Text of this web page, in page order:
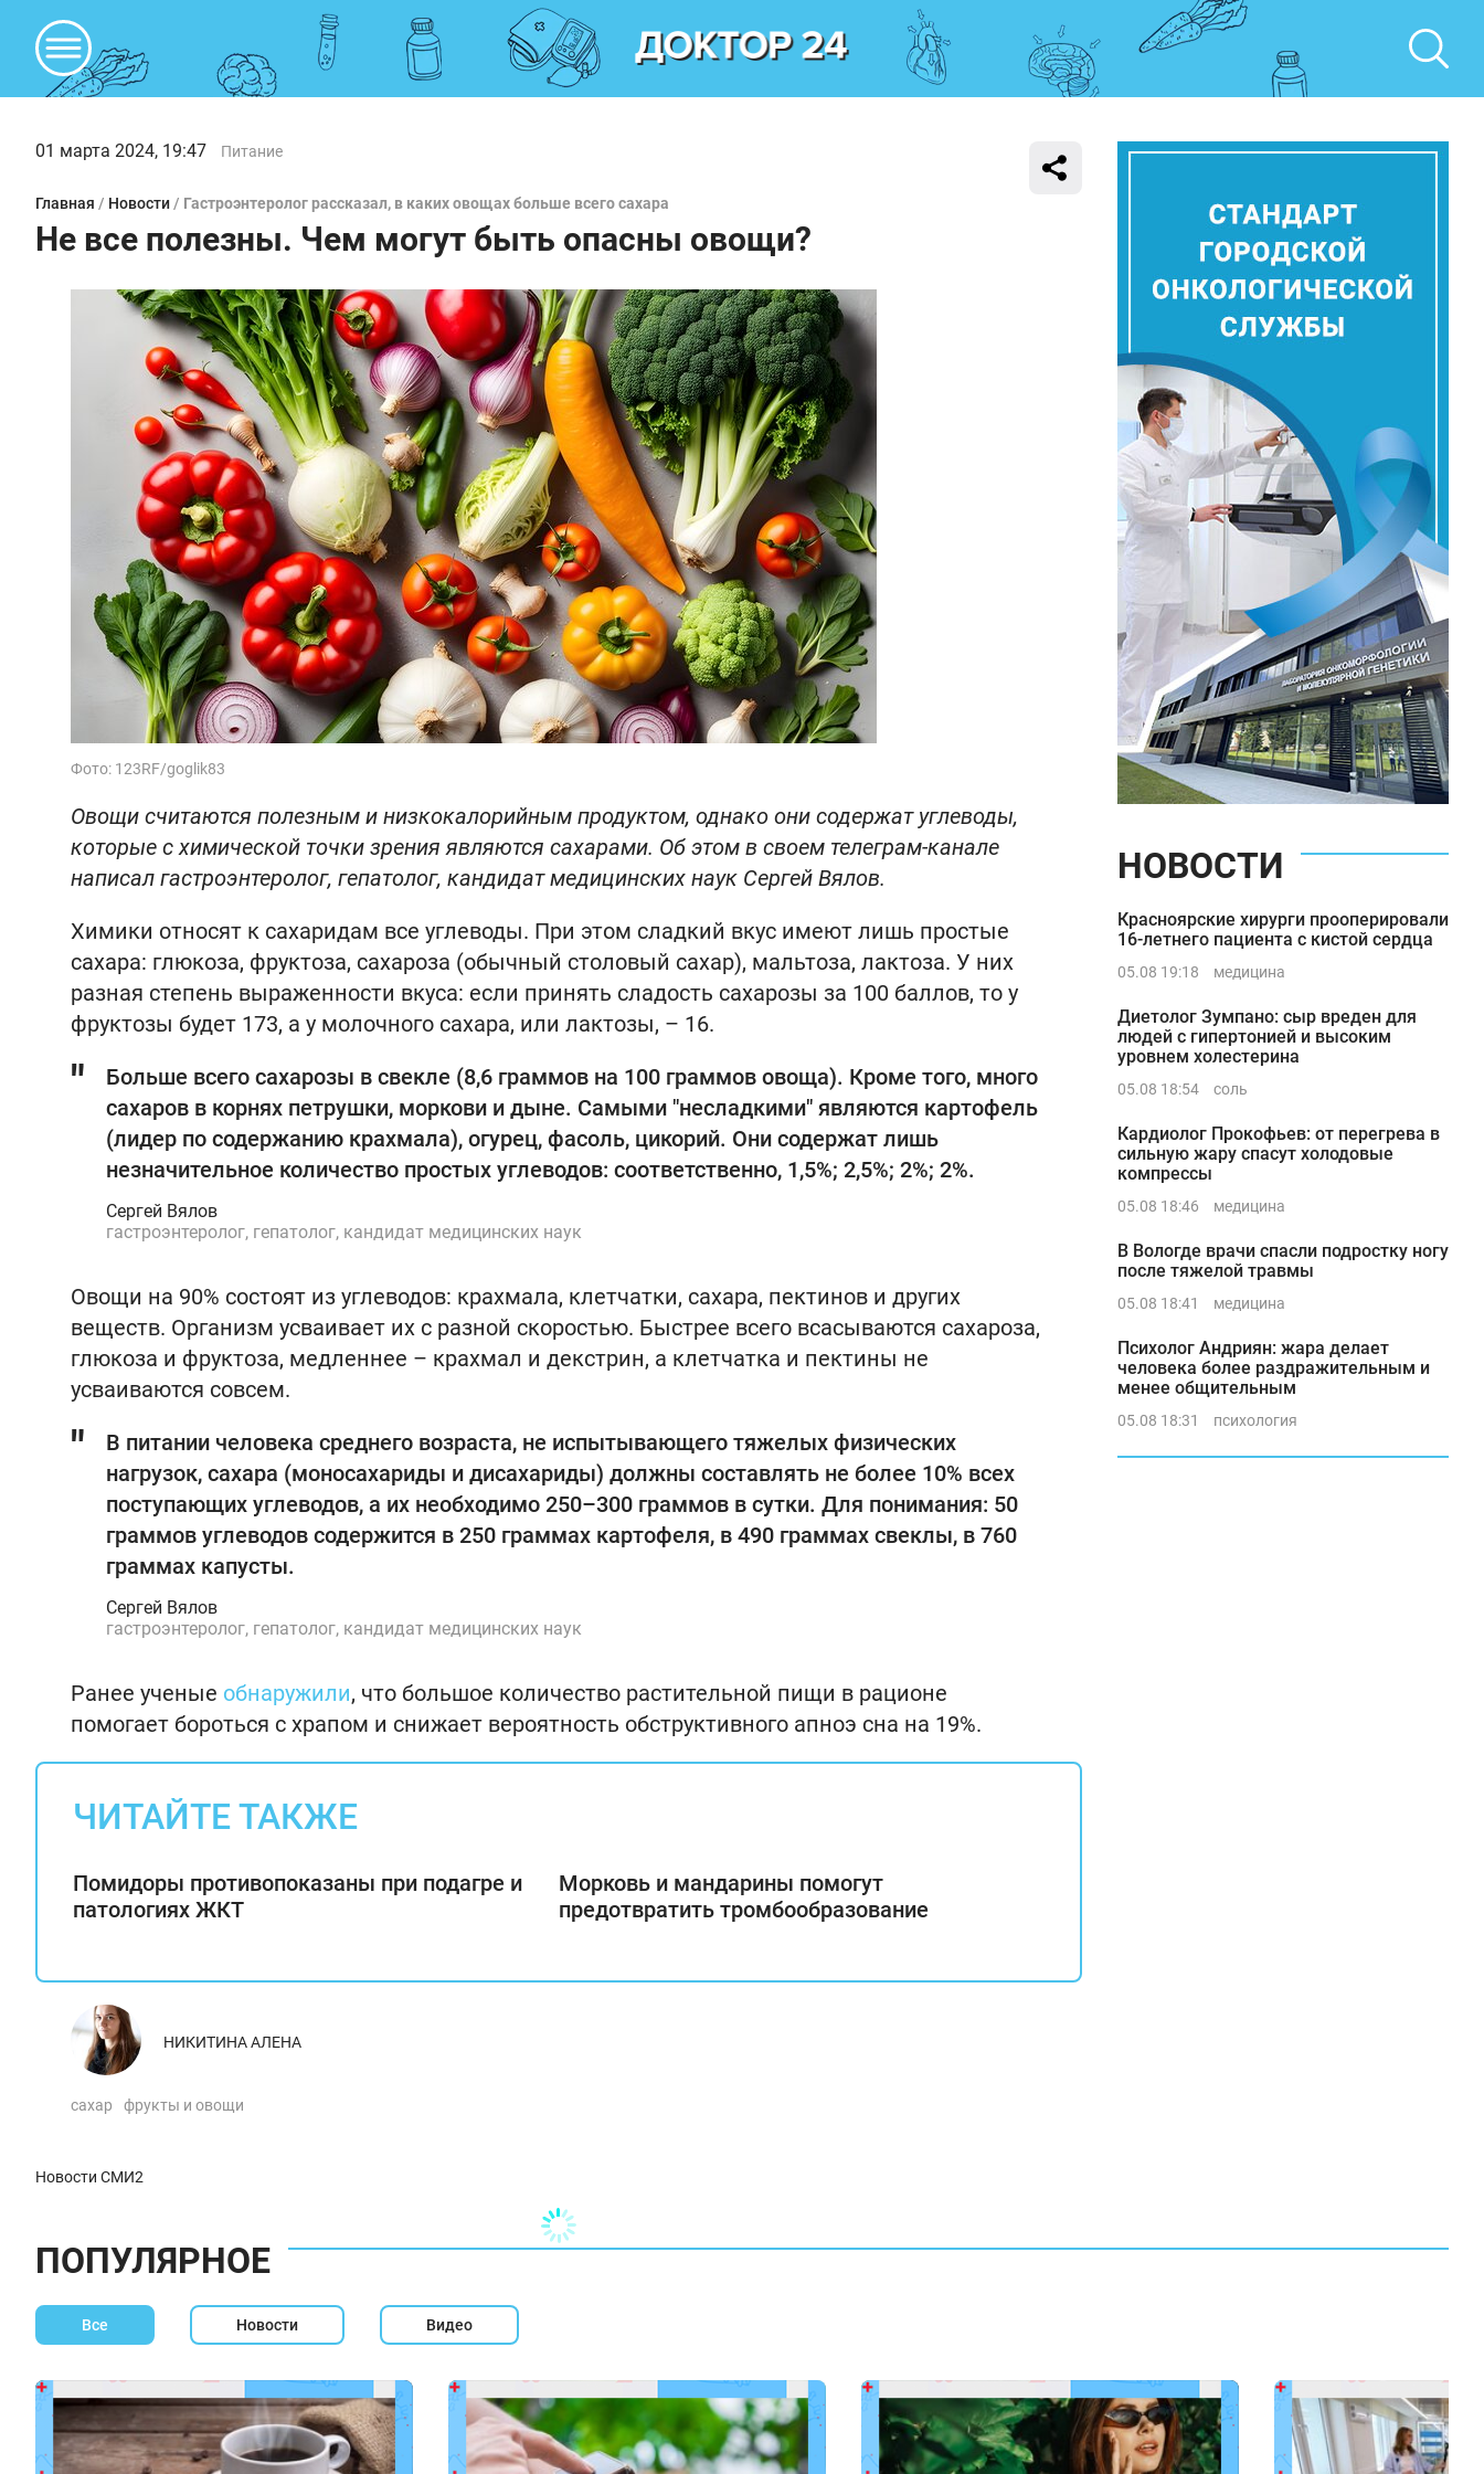
01 марта 2024, 19:47 Питание
Главная / Новости / Гастроэнтеролог рассказал, в каких овощах больше всего сахара
Не все полезны. Чем могут быть опасны овощи?
Фото: 123RF/goglik83
Овощи считаются полезным и низкокалорийным продуктом, однако они содержат углеводы,
которые с химической точки зрения являются сахарами. Об этом в своем телеграм-канале
написал гастроэнтеролог, гепатолог, кандидат медицинских наук Сергей Вялов.
Химики относят к сахаридам все углеводы. При этом сладкий вкус имеют лишь простые
сахара: глюкоза, фруктоза, сахароза (обычный столовый сахар), мальтоза, лактоза. У них
разная степень выраженности вкуса: если принять сладость сахарозы за 100 баллов, то у
фруктозы будет 173, а у молочного сахара, или лактозы, – 16.
Больше всего сахарозы в свекле (8,6 граммов на 100 граммов овоща). Кроме того, много
сахаров в корнях петрушки, моркови и дыне. Самыми "несладкими" являются картофель
(лидер по содержанию крахмала), огурец, фасоль, цикорий. Они содержат лишь
незначительное количество простых углеводов: соответственно, 1,5%; 2,5%; 2%; 2%.
Сергей Вялов
гастроэнтеролог, гепатолог, кандидат медицинских наук
Овощи на 90% состоят из углеводов: крахмала, клетчатки, сахара, пектинов и других
веществ. Организм усваивает их с разной скоростью. Быстрее всего всасываются сахароза,
глюкоза и фруктоза, медленнее – крахмал и декстрин, а клетчатка и пектины не
усваиваются совсем.
В питании человека среднего возраста, не испытывающего тяжелых физических
нагрузок, сахара (моносахариды и дисахариды) должны составлять не более 10% всех
поступающих углеводов, а их необходимо 250–300 граммов в сутки. Для понимания: 50
граммов углеводов содержится в 250 граммах картофеля, в 490 граммах свеклы, в 760
граммах капусты.
Сергей Вялов
гастроэнтеролог, гепатолог, кандидат медицинских наук
Ранее ученые обнаружили, что большое количество растительной пищи в рационе
помогает бороться с храпом и снижает вероятность обструктивного апноэ сна на 19%.
ЧИТАЙТЕ ТАКЖЕ
Помидоры противопоказаны при подагре и
патологиях ЖКТ
Морковь и мандарины помогут
предотвратить тромбообразование
НИКИТИНА АЛЕНА
сахар фрукты и овощи
Новости СМИ2
НОВОСТИ
Красноярские хирурги прооперировали
16-летнего пациента с кистой сердца
05.08 19:18 медицина
Диетолог Зумпано: сыр вреден для
людей с гипертонией и высоким
уровнем холестерина
05.08 18:54 соль
Кардиолог Прокофьев: от перегрева в
сильную жару спасут холодовые
компрессы
05.08 18:46 медицина
В Вологде врачи спасли подростку ногу
после тяжелой травмы
05.08 18:41 медицина
Психолог Андриян: жара делает
человека более раздражительным и
менее общительным
05.08 18:31 психология
ПОПУЛЯРНОЕ
Все Новости Видео